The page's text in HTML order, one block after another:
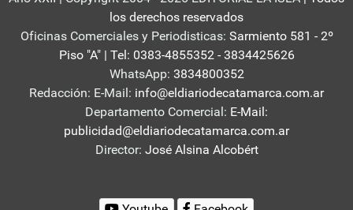
los derechos reservados
Oficinas Comerciales y Periodisticas: Sarmiento 581 - 2º
Piso "A" | Tel: 0383-4855352 - 3834425626
WhatsApp: 3834800352
Redacción: E-Mail: info@eldiariodecatamarca.com.ar
Departamento Comercial: E-Mail:
publicidad@eldiariodecatamarca.com.ar
Director: José Alsina Alcobért